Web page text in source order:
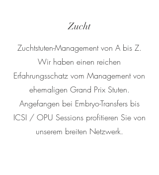
Zucht
Zuchtstuten-Management von A bis Z.
Wir haben einen reichen
Erfahrungsschatz vom Management von
ehemaligen Grand Prix Stuten.
Angefangen bei Embryo-Transfers bis
ICSI / OPU Sessions profitieren Sie von
unserem breiten Netzwerk.